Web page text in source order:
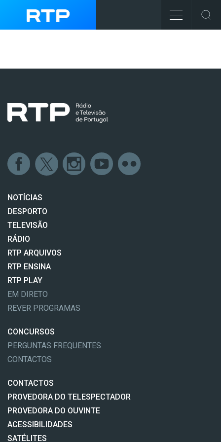
NOTÍCIAS
DESPORTO
TELEVISÃO
RÁDIO
RTP ARQUIVOS
RTP ENSINA
RTP PLAY
EM DIRETO
REVER PROGRAMAS
CONCURSOS
PERGUNTAS FREQUENTES
CONTACTOS
CONTACTOS
PROVEDORA DO TELESPECTADOR
PROVEDORA DO OUVINTE
ACESSIBILIDADES
SATÉLITES